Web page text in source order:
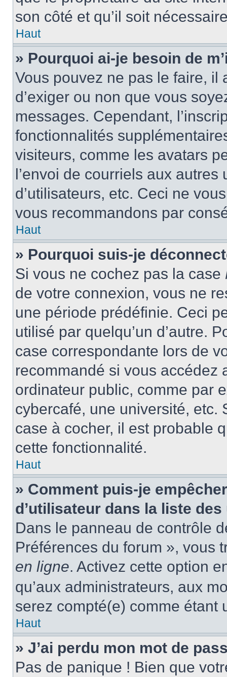
son côté et qu’il soit
Haut
» Pourquoi ai-je besoin de
Vous pouvez ne pas le faire, il
d’exiger ou non que vous
messages. Cependant,
fonctionnalités
visiteurs, comme les avatars
l’envoi de courriels aux
d’utilisateurs, etc. Ceci ne
vous recommandons par
Haut
» Pourquoi suis-je
Si vous ne cochez pas la case
de votre connexion, vous ne
une période prédéfinie. Ceci
utilisé par quelqu’un d’autre.
case correspondante lors de
recommandé si vous accédez
ordinateur public, comme par
cybercafé, une université, etc.
case à cocher, il est probable
cette fonctionnalité.
Haut
» Comment puis-je
d’utilisateur dans la liste
Dans le panneau de contrôle
Préférences du forum », vous
en ligne. Activez cette option
qu’aux administrateurs, aux
serez compté(e) comme étant
Haut
» J’ai perdu mon mot de
Pas de panique ! Bien que